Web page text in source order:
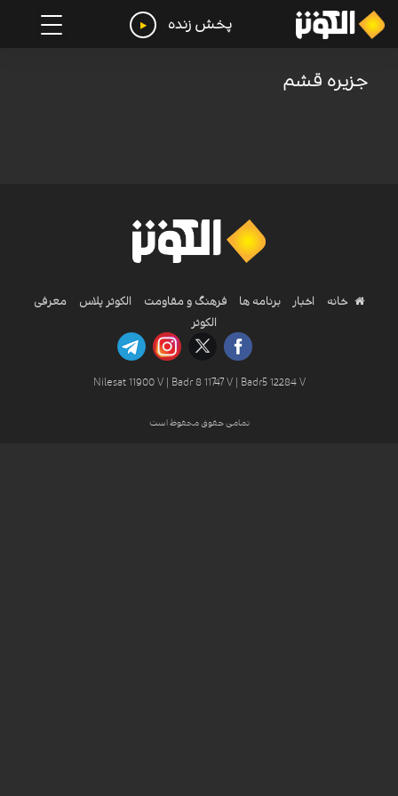
پخش زنده
جزیره قشم
خانه اخبار برنامه ها فرهنگ و مقاومت الکوثر پلاس
معرفی
الکوثر
Nilesat 11900 V | Badr 8 11747 V | Badr5 12284 V
تمامی حقوق محفوظ است